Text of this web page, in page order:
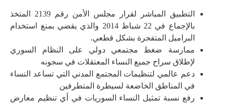
التطبيق المباشر لقرار مجلس الأمن رقم 2139 المتخذ
بالإجماع في 22 شباط 2014 والذي يقضي بمنع استخدام
البراميل المتفجرة بشكل قطعي.
ممارسة ضغط مجتمعي دولي على النظام السوري
لإطلاق سراح جميع النساء المعتقلات في سجونه
دعم عالمي لتنظيمات المجتمع المدني التي تساعد النساء
في المناطق الخاضعة لسيطرة المتطرفين
رفع نسبة تمثيل النساء السوريات في أي تنظيم معارض